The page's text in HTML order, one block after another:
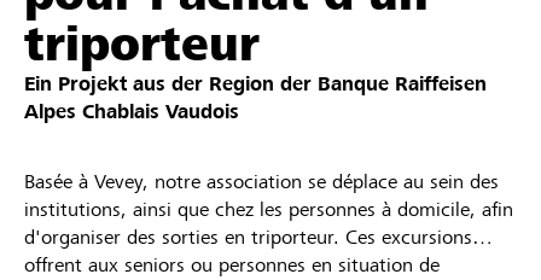
Hilfe & Support
Partner / Raiffeisenbank
Projekte und Organisationen finden
triporteur
Ein Projekt aus der Region der Banque Raiffeisen
Alpes Chablais Vaudois
Basée à Vevey, notre association se déplace au sein des
institutions, ainsi que chez les personnes à domicile, afin
d'organiser des sorties en triporteur. Ces excursions
offrent aux seniors ou personnes en situation de